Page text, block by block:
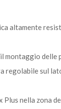
altamente
montaggio delle
regolabile sul
nella zona